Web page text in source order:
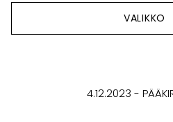
VALIKKO
4.12.2023